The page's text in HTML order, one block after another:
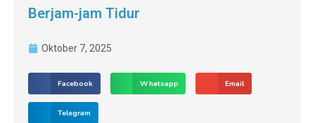
Berjam-jam Tidur
Oktober 7, 2025
Facebook Whatsapp Email
Telegram